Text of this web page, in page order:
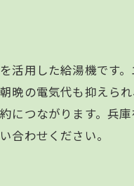
活用した給湯機です
晩の電気代も抑えら
につながります。兵
合わせください。